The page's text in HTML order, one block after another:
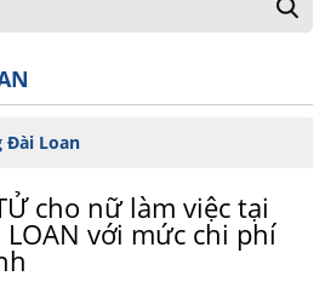
Đài Loan
cho nữ làm việc tại
LOAN với mức chi phí